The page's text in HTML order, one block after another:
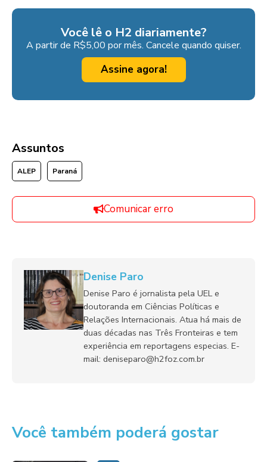
Você lê o H2 diariamente?
A partir de R$5,00 por mês. Cancele quando quiser.
Assine agora!
Assuntos
ALEP Paraná
Comunicar erro
Denise Paro
Denise Paro é jornalista pela UEL e
doutoranda em Ciências Políticas e
Relações Internacionais. Atua há mais de
duas décadas nas Três Fronteiras e tem
experiência em reportagens especias. E-
mail: deniseparo@h2foz.com.br
Você também poderá gostar